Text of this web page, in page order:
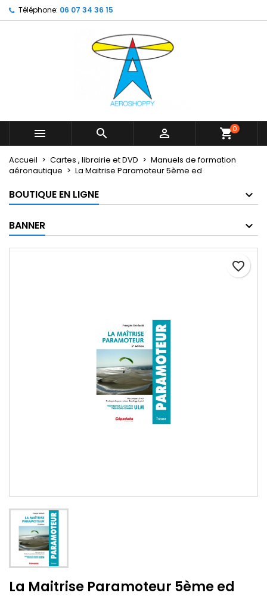
Téléphone: 06 07 34 36 15
   shopping_cart0
Accueil Cartes , librairie et DVD
Manuels de formation
aéronautique
La Maitrise Paramoteur 5ème ed
BOUTIQUE EN LIGNE
BANNER
La Maitrise Paramoteur 5ème ed
favorite_border
My wishlists ×
Create new list
Créer une liste d'envies ×
Nom de la liste d'envies
Connexion ×
Vous devez être connecté pour ajouter des produits
Annuler